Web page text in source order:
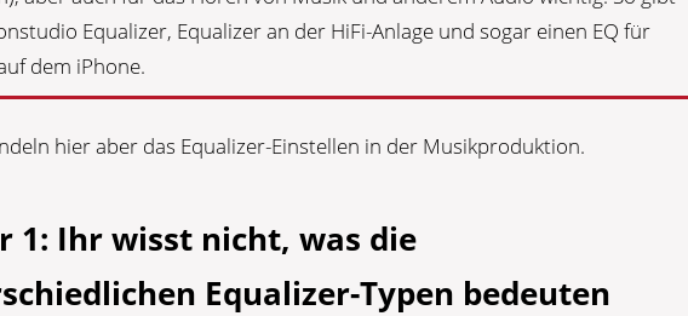
Equalizer, Equalizer an der HiFi-Anlage und sogar einen EQ für
dem iPhone.
hier aber das Equalizer-Einstellen in der Musikproduktion.
1: Ihr wisst nicht, was die
Equalizer-Typen bedeuten